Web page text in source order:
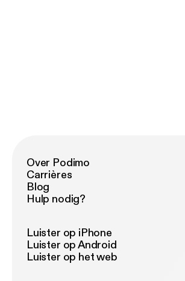
Over Podimo
Carrières
Blog
Hulp nodig?
Luister op iPhone
Luister op Android
Luister op het web